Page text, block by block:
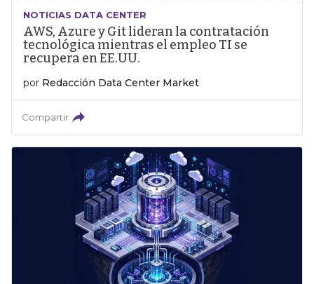
NOTICIAS DATA CENTER
AWS, Azure y Git lideran la contratación
tecnológica mientras el empleo TI se
recupera en EE.UU.
por Redacción Data Center Market
Compartir